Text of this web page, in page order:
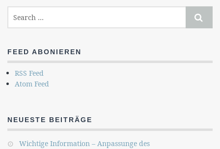
FEED ABONIEREN
RSS Feed
Atom Feed
NEUESTE BEITRÄGE
Wichtige Information – Anpassunge des